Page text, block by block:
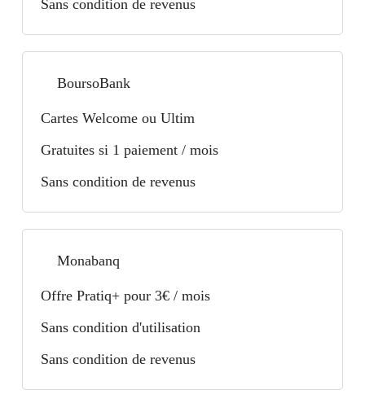
Sans condition de revenus
BoursoBank
Cartes Welcome ou Ultim
Gratuites si 1 paiement / mois
Sans condition de revenus
Monabanq
Offre Pratiq+ pour 3€ / mois
Sans condition d'utilisation
Sans condition de revenus